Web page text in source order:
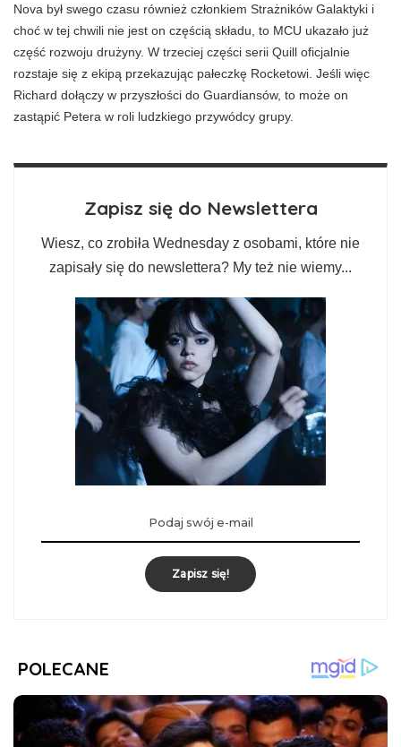
Nova był swego czasu również członkiem Strażników Galaktyki i
choć w tej chwili nie jest on częścią składu, to MCU ukazało już
część rozwoju drużyny. W trzeciej części serii Quill oficjalnie
rozstaje się z ekipą przekazując pałeczkę Rocketowi. Jeśli więc
Richard dołączy w przyszłości do Guardiansów, to może on
zastąpić Petera w roli ludzkiego przywódcy grupy.
Zapisz się do Newslettera
Wiesz, co zrobiła Wednesday z osobami, które nie
zapisały się do newslettera? My też nie wiemy...
Zapisz się!